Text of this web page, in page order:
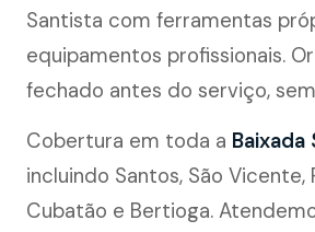
Santista com ferramentas
equipamentos profissionais.
fechado antes do serviço,
Cobertura em toda a Baixada
incluindo Santos, São Vicente,
Cubatão e Bertioga.